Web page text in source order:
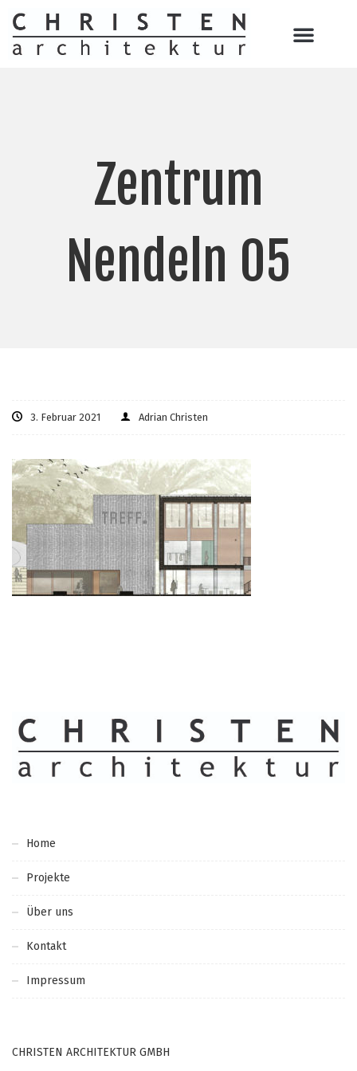
Zentrum
Nendeln 05
3. Februar 2021 Adrian Christen
Home
Projekte
Über uns
Kontakt
Impressum
CHRISTEN ARCHITEKTUR GMBH